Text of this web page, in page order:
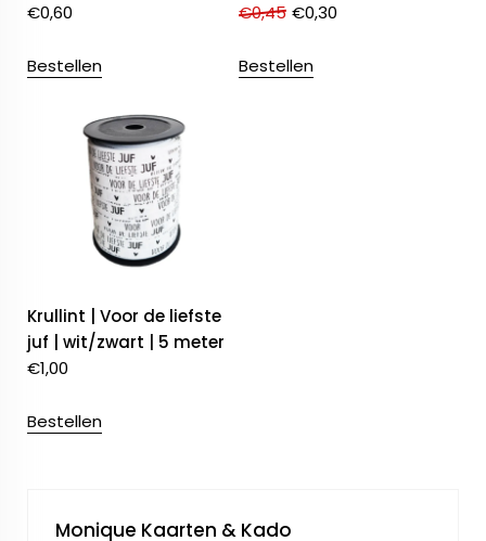
€0,60
Bestellen
€0,45 €0,30
Bestellen
Krullint | Voor de liefste
juf | wit/zwart | 5 meter
€1,00
Bestellen
Monique Kaarten & Kado